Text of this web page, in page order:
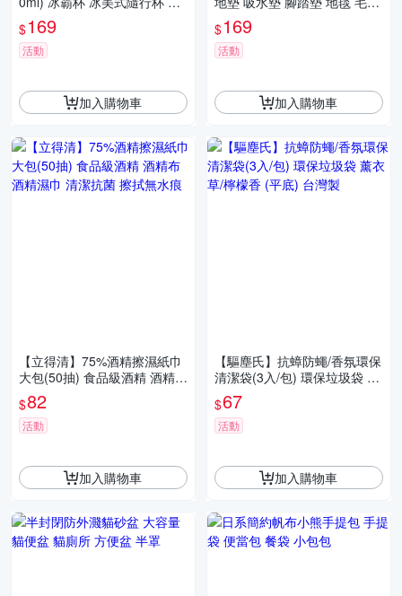
溫杯 保冰杯 咖啡杯
$169
活動
加入購物車
水獺水豚君皮卡巴拉 床邊地毯
$169
活動
加入購物車
【立得清】75%酒精擦濕紙巾
大包(50抽) 食品級酒精 酒精布
酒精濕巾 清潔抗菌 擦拭無水
痕
$82
活動
加入購物車
【驅塵氏】抗蟑防蠅/香氛環保
清潔袋(3入/包) 環保垃圾袋 薰
衣草/檸檬香 (平底) 台灣製
$67
活動
加入購物車